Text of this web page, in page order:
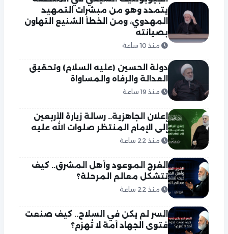
يتمدد وهو من مبشرات التمهيد
المهدوي، ومن الخطأ الشنيع التهاون
بصيانته
منذ 10 ساعة
دولة الحسين (عليه السلام) وتحقيق
العدالة والرفاه والمساواة
منذ 19 ساعة
إعلان الجاهزية.. رسالة زيارة الأربعين
إلى الإمام المنتظر صلوات الله عليه
منذ 22 ساعة
الفرج الموعود وأهل المشرق.. كيف
تتشكل معالم المرحلة؟
منذ 22 ساعة
السر لم يكن في السلاح.. كيف صنعت
فتوى الجهاد أمة لا تُهزم؟